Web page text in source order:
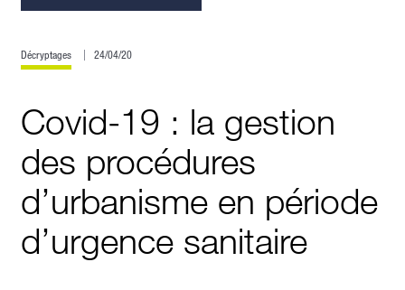
Décryptages 24/04/20
Covid-19 : la gestion
des procédures
d’urbanisme en période
d’urgence sanitaire